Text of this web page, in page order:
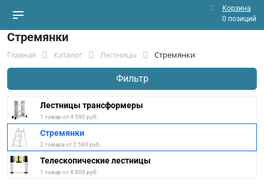
Корзина
0 позиций
Стремянки
Главная Каталог Лестницы Стремянки
Фильтр
Лестницы трансформеры
1 товар от 4 590 руб.
Стремянки
2 товара от 2 580 руб.
Телескопические лестницы
1 товар от 8 000 руб.